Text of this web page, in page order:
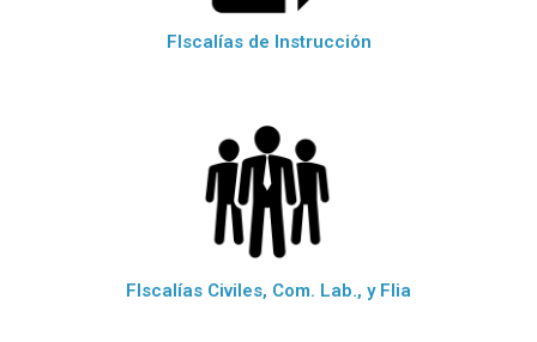
FIscalías de Instrucción
FIscalías Civiles, Com. Lab., y Flia